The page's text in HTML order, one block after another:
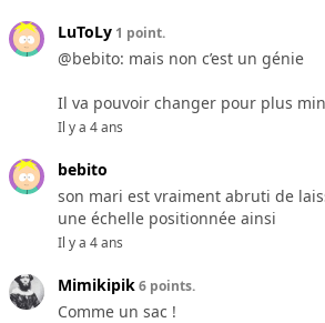
LuToLy 1 point.
@bebito: mais non c’est un génie
Il va pouvoir changer pour plus
Il y a 4 ans
bebito
son mari est vraiment abruti de
une échelle positionnée ainsi
Il y a 4 ans
Mimikipik6 points.
Comme un sac !